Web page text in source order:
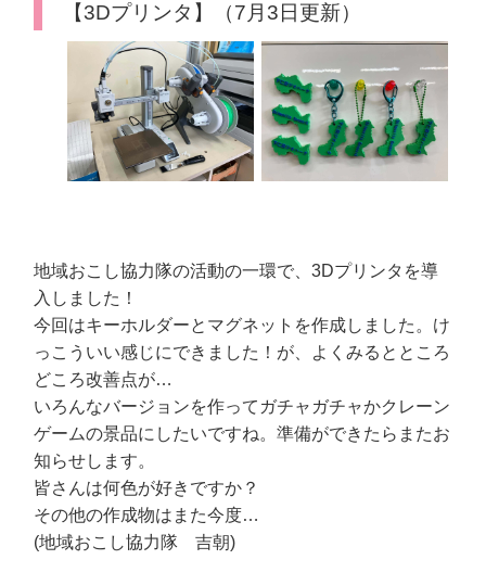
【3Dプリンタ】（7月3日更新）
地域おこし協力隊の活動の一環で、3Dプリンタを導
入しました！
今回はキーホルダーとマグネットを作成しました。け
っこういい感じにできました！が、よくみるとところ
どころ改善点が…
いろんなバージョンを作ってガチャガチャかクレーン
ゲームの景品にしたいですね。準備ができたらまたお
知らせします。
皆さんは何色が好きですか？
その他の作成物はまた今度…
(地域おこし協力隊 吉朝)